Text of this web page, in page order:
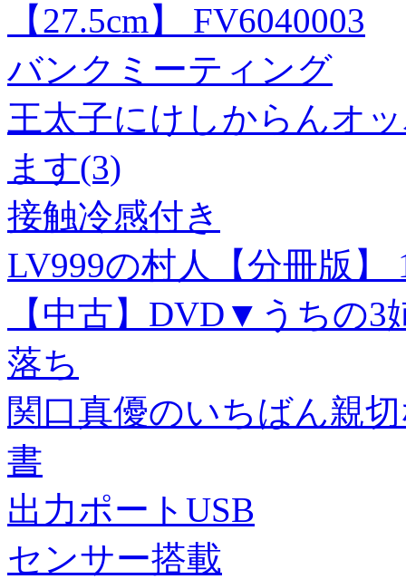
【27.5cm】 FV6040003
バンクミーティング
王太子にけしからんオ
ます(3)
接触冷感付き
LV999の村人【分冊版】
【中古】DVD▼うちの3
落ち
関口真優のいちばん親
書
出力ポートUSB
センサー搭載